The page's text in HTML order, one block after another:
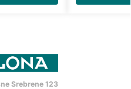
Srebrene 123